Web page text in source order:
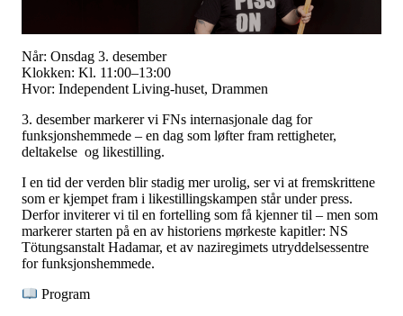
Bente Skansgårds Independent Living-fond
Om oss
Nyheter
Om Uloba
Kontakt Uloba
Supportsenter
Når: Onsdag 3. desember
Klokken: Kl. 11:00–13:00
Hvor: Independent Living-huset, Drammen
3. desember markerer vi FNs internasjonale dag for
funksjonshemmede – en dag som løfter fram rettigheter,
deltakelse og likestilling.
I en tid der verden blir stadig mer urolig, ser vi at fremskrittene
som er kjempet fram i likestillingskampen står under press.
Derfor inviterer vi til en fortelling som få kjenner til – men som
markerer starten på en av historiens mørkeste kapitler: NS
Tötungsanstalt Hadamar, et av naziregimets utryddelsessentre
for funksjonshemmede.
Program